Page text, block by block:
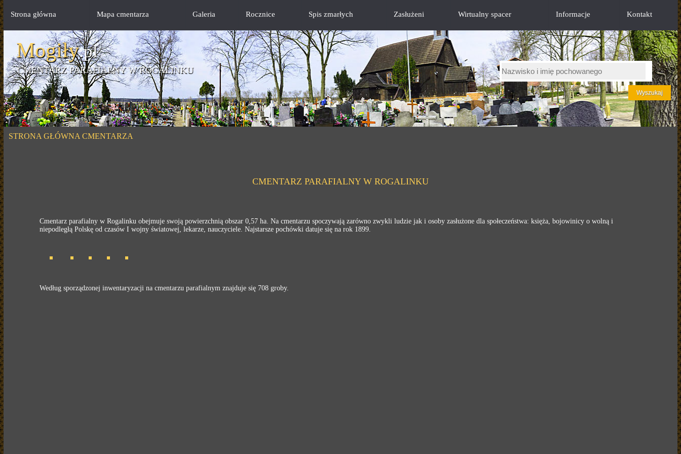
Mogiły.pl
CMENTARZ PARAFIALNY W ROGALINKU
Strona główna Mapa cmentarza Galeria Rocznice Spis zmarłych Zasłużeni Wirtualny spacer Informacje Kontakt
STRONA GŁÓWNA CMENTARZA
CMENTARZ PARAFIALNY W ROGALINKU
Cmentarz parafialny w Rogalinku obejmuje swoją powierzchnią obszar 0,57 ha. Na cmentarzu spoczywają zarówno zwykli ludzie jak i osoby zasłużone dla społeczeństwa: księża, bojowinicy o wolną i
niepodległą Polskę od czasów I wojny światowej, lekarze, nauczyciele. Najstarsze pochówki datuje się na rok 1899.
Według sporządzonej inwentaryzacji na cmentarzu parafialnym znajduje się 708 groby.